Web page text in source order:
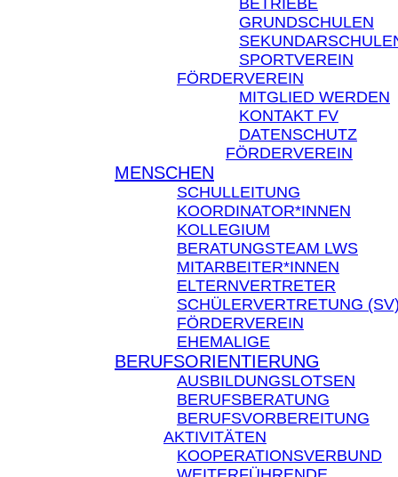
BETRIEBE
GRUNDSCHULEN
SPORTVEREIN
FÖRDERVEREIN
MITGLIED WERDEN
KONTAKT FV
DATENSCHUTZ
FÖRDERVEREIN
MENSCHEN
SCHULLEITUNG
KOORDINATOR*INNEN
KOLLEGIUM
BERATUNGSTEAM LWS
MITARBEITER*INNEN
ELTERNVERTRETER
SCHÜLERVERTRETUNG
FÖRDERVEREIN
EHEMALIGE
BERUFSORIENTIERUNG
AUSBILDUNGSLOTSEN
BERUFSBERATUNG
BERUFSVORBEREITUNG
AKTIVITÄTEN
KOOPERATIONSVERBUND